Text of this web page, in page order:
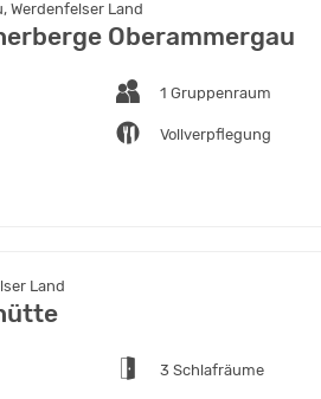
Werdenfelser Land
Oberammergau
1 Gruppenraum
Vollverpflegung
Land
3 Schlafräume